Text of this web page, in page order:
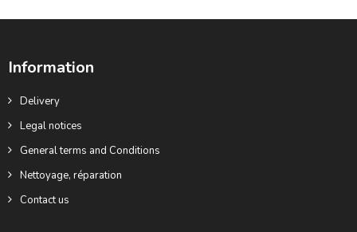
Information
Delivery
Legal notices
General terms and Conditions
Nettoyage, réparation
Contact us